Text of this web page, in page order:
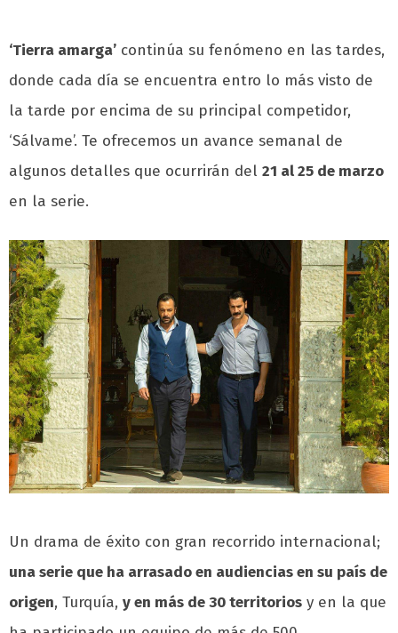
‘Tierra amarga’ continúa su fenómeno en las tardes,
donde cada día se encuentra entro lo más visto de
la tarde por encima de su principal competidor,
‘Sálvame’. Te ofrecemos un avance semanal de
algunos detalles que ocurrirán del 21 al 25 de marzo
en la serie.
Un drama de éxito con gran recorrido internacional;
una serie que ha arrasado en audiencias en su país de
origen, Turquía, y en más de 30 territorios y en la que